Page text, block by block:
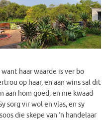
haar waarde is ver bo
op haar, en aan wins sal dit
aan hom goed, en nie kwaad
sorg vir wol en vlas, en sy
die skepe van ‘n handelaar